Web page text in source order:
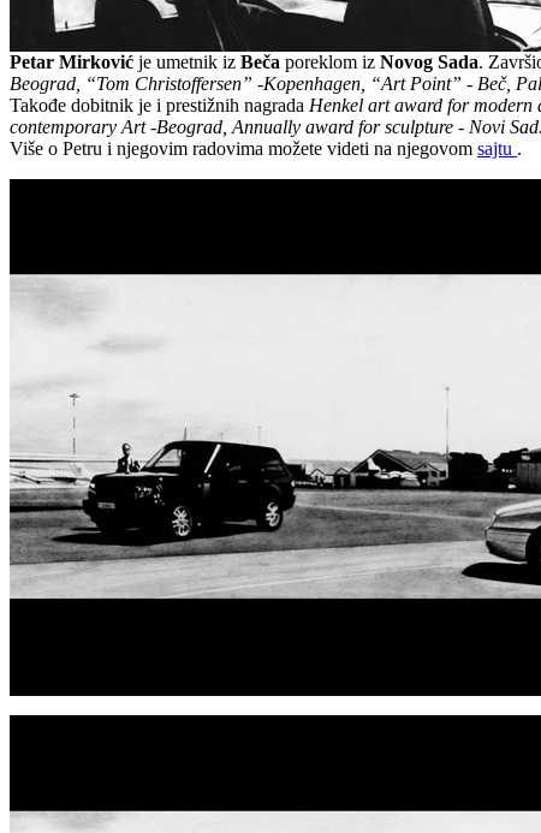
Petar Mirković je umetnik iz Beča poreklom iz Novog Sada.
Beograd, “Tom Christoffersen” -Kopenhagen, “Art Point” - Beč,
Takođe dobitnik je i prestižnih nagrada Henkel art award for modern
contemporary Art -Beograd, Annually award for sculpture - Novi Sad.
Više o Petru i njegovim radovima možete videti na njegovom sajtu .